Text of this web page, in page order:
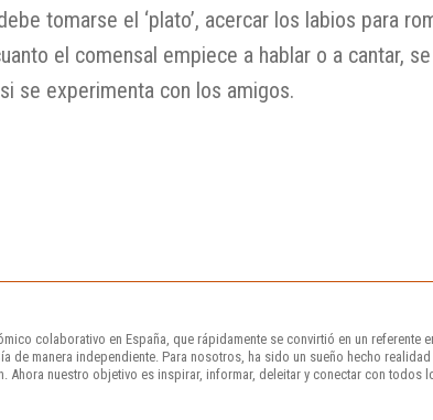
tomarse el ‘plato’, acercar los labios para
el comensal empiece a hablar o a cantar,
se experimenta con los amigos.
colaborativo en España, que rápidamente se convirtió en un referente
de manera independiente. Para nosotros, ha sido un sueño hecho
Ahora nuestro objetivo es inspirar, informar, deleitar y conectar con todos